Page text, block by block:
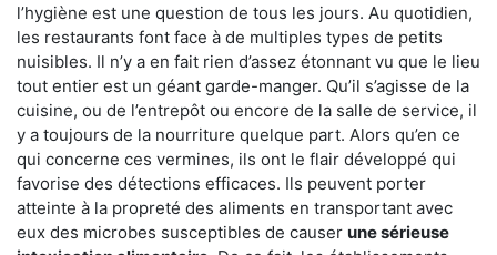
l’hygiène est une question de tous les jours. Au quotidien,
les restaurants font face à de multiples types de petits
nuisibles. Il n’y a en fait rien d’assez étonnant vu que le lieu
tout entier est un géant garde-manger. Qu’il s’agisse de la
cuisine, ou de l’entrepôt ou encore de la salle de service, il
y a toujours de la nourriture quelque part. Alors qu’en ce
qui concerne ces vermines, ils ont le flair développé qui
favorise des détections efficaces. Ils peuvent porter
atteinte à la propreté des aliments en transportant avec
eux des microbes susceptibles de causer une sérieuse